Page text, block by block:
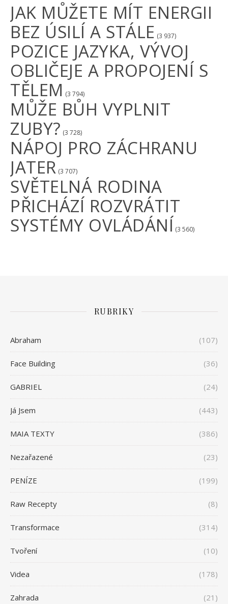
JAK MŮŽETE MÍT ENERGII
BEZ ÚSILÍ A STÁLE (3 937)
POZICE JAZYKA, VÝVOJ
OBLIČEJE A PROPOJENÍ S
TĚLEM (3 794)
MŮŽE BŮH VYPLNIT
ZUBY? (3 728)
NÁPOJ PRO ZÁCHRANU
JATER (3 707)
SVĚTELNÁ RODINA
PŘICHÁZÍ ROZVRÁTIT
SYSTÉMY OVLÁDÁNÍ (3 560)
RUBRIKY
Abraham (107)
Face Building (36)
GABRIEL (24)
Já Jsem (443)
MAIA TEXTY (386)
Nezařazené (23)
PENÍZE (199)
Raw Recepty (8)
Transformace (314)
Tvoření (10)
Videa (178)
Zahrada (21)